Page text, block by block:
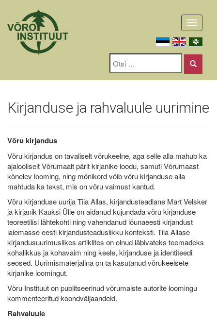
Toggle
Kirjanduse ja rahvaluule uurimine
Võru kirjandus
Võru kirjandus on tavaliselt võrukeelne, aga selle alla mahub ka
ajalooliselt Võrumaalt pärit kirjanike loodu, samuti Võrumaast
kõnelev looming, ning mõnikord võib võru kirjanduse alla
mahtuda ka tekst, mis on võru vaimust kantud.
Võru kirjanduse uurija Tiia Allas, kirjandusteadlane Mart Velsker
ja kirjanik Kauksi Ülle on aidanud kujundada võru kirjanduse
teoreetilisi lähtekohti ning vahendanud lõunaeesti kirjandust
laiemasse eesti kirjandusteaduslikku konteksti. Tiia Allase
kirjandusuurimuslikes artiklites on olnud läbivateks teemadeks
kohalikkus ja kohavaim ning keele, kirjanduse ja identiteedi
seosed. Uurimismaterjalina on ta kasutanud võrukeelsete
kirjanike loomingut.
Võru Instituut on publitseerinud võrumaiste autorite loomingu
kommenteeritud koondväljaandeid.
Rahvaluule